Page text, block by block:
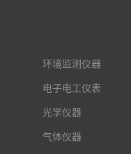
环境监测仪器
电子电工仪表
光学仪器
气体仪器